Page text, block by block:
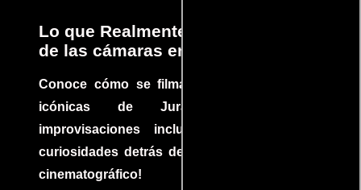
Lo que Realmente Sucedió detrás
de las cámaras en Jurassic Park
Conoce cómo se filmaron algunas escenas
icónicas de Jurassic Park, con
improvisaciones incluidas. ¡Descubre las
curiosidades detrás del rodaje de un clásico
cinematográfico!